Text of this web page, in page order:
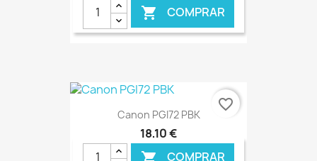
 COMPRAR
Canon PGI72 PBK
18,10 €
COMPRAR
favorite_border